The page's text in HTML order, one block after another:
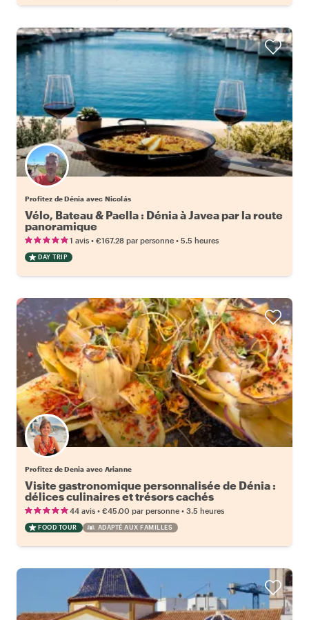
Profitez de Dénia avec Nicolás
Vélo, Bateau & Paella : Dénia à Javea par la route
panoramique
1 avis • €167.28 par personne • 5.5 heures
DAY TRIP
Profitez de Denia avec Arianne
Visite gastronomique personnalisée de Dénia :
délices culinaires et trésors cachés
44 avis • €45.00 par personne • 3.5 heures
FOOD TOUR ADAPTÉ AUX FAMILLES